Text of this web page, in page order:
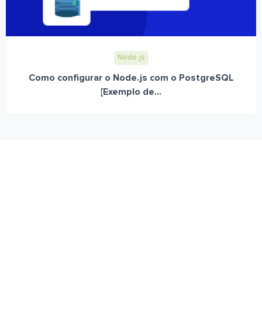
Node.js
Como configurar o Node.js com o PostgreSQL
[Exemplo de...